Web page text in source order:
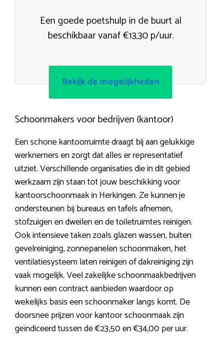
Een goede poetshulp in de buurt al
beschikbaar vanaf €13,30 p/uur.
Bekijk de mogelijkheden
Schoonmakers voor bedrijven (kantoor)
Een schone kantoorruimte draagt bij aan gelukkige
werknemers en zorgt dat alles er representatief
uitziet. Verschillende organisaties die in dit gebied
werkzaam zijn staan tot jouw beschikking voor
kantoorschoonmaak in Herkingen. Ze kunnen je
ondersteunen bij bureaus en tafels afnemen,
stofzuigen en dweilen en de toiletruimtes reinigen.
Ook intensieve taken zoals glazen wassen, buiten
gevelreiniging, zonnepanelen schoonmaken, het
ventilatiesysteem laten reinigen of dakreiniging zijn
vaak mogelijk. Veel zakelijke schoonmaakbedrijven
kunnen een contract aanbieden waardoor op
wekelijks basis een schoonmaker langs komt. De
doorsnee prijzen voor kantoor schoonmaak zijn
geïndiceerd tussen de €23,50 en €34,00 per uur.